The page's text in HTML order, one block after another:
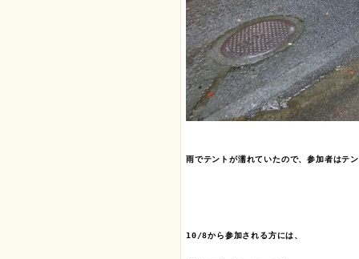
雨でテントが濡れていたので、参加者はテ
10/8から参加される方には、